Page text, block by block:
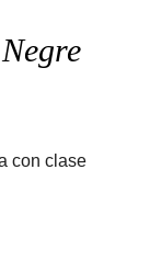
con clase